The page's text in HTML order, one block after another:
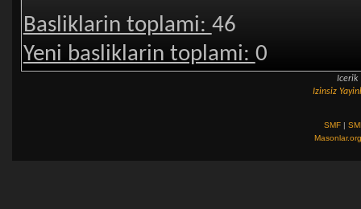
Basliklarin toplami: 46
Yeni basliklarin toplami: 0
Izinsiz
SMF |
Masonlar.org